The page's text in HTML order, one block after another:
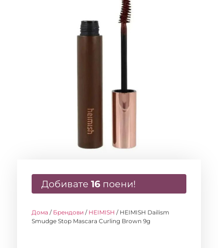
Добивате 16 поени!
Дома / Брендови / HEIMISH / HEIMISH Dailism
Smudge Stop Mascara Curling Brown 9g